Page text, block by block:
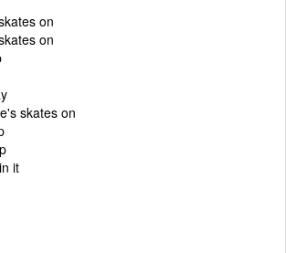
on
on
skates on
it